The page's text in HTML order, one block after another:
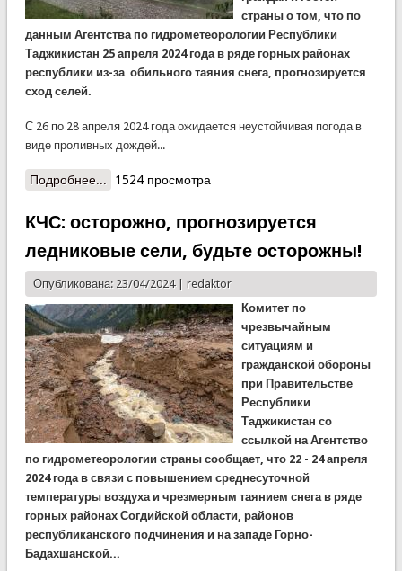
страны о том, что по
данным Агентства по гидрометеорологии Республики
Таджикистан 25 апреля 2024 года в ряде горных районах
республики из-за обильного таяния снега, прогнозируется
сход селей.
С 26 по 28 апреля 2024 года ожидается неустойчивая погода в
виде проливных дождей...
Подробнее... о КЧС: ожидаются интенсивные осадки, и
1524 просмотра
КЧС: осторожно, прогнозируется
ледниковые сели, будьте осторожны!
Опубликована: 23/04/2024 | redaktor
Комитет по
чрезвычайным
ситуациям и
гражданской обороны
при Правительстве
Республики
Таджикистан со
ссылкой на Агентство
по гидрометеорологии страны сообщает, что 22 - 24 апреля
2024 года в связи с повышением среднесуточной
температуры воздуха и чрезмерным таянием снега в ряде
горных районах Согдийской области, районов
республиканского подчинения и на западе Горно-
Бадахшанской...